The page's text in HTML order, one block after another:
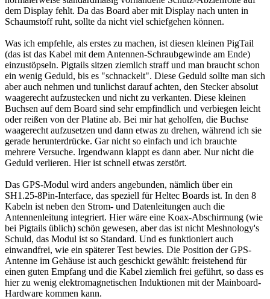
dem Display fehlt. Da das Board aber mit Display nach unten in
Schaumstoff ruht, sollte da nicht viel schiefgehen können.
Was ich empfehle, als erstes zu machen, ist diesen kleinen PigTail
(das ist das Kabel mit dem Antennen-Schraubgewinde am Ende)
einzustöpseln. Pigtails sitzen ziemlich straff und man braucht schon
ein wenig Geduld, bis es "schnackelt". Diese Geduld sollte man sich
aber auch nehmen und tunlichst darauf achten, den Stecker absolut
waagerecht aufzustecken und nicht zu verkanten. Diese kleinen
Buchsen auf dem Board sind sehr empfindlich und verbiegen leicht
oder reißen von der Platine ab. Bei mir hat geholfen, die Buchse
waagerecht aufzusetzen und dann etwas zu drehen, während ich sie
gerade herunterdrücke. Gar nicht so einfach und ich brauchte
mehrere Versuche. Irgendwann klappt es dann aber. Nur nicht die
Geduld verlieren. Hier ist schnell etwas zerstört.
Das GPS-Modul wird anders angebunden, nämlich über ein
SH1.25-8Pin-Interface, das speziell für Heltec Boards ist. In den 8
Kabeln ist neben den Strom- und Datenleitungen auch die
Antennenleitung integriert. Hier wäre eine Koax-Abschirmung (wie
bei Pigtails üblich) schön gewesen, aber das ist nicht Meshnology's
Schuld, das Modul ist so Standard. Und es funktioniert auch
einwandfrei, wie ein späterer Test bewies. Die Position der GPS-
Antenne im Gehäuse ist auch geschickt gewählt: freistehend für
einen guten Empfang und die Kabel ziemlich frei geführt, so dass es
hier zu wenig elektromagnetischen Induktionen mit der Mainboard-
Hardware kommen kann.